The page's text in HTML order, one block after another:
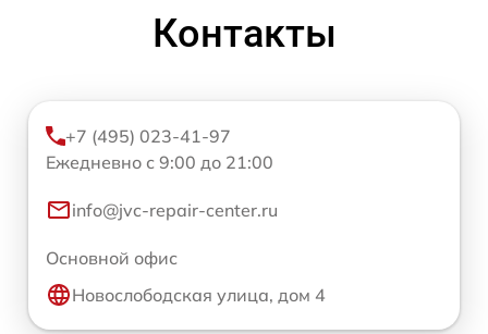
Контакты
+7 (495) 023-41-97
Ежедневно с 9:00 до 21:00
info@jvc-repair-center.ru
Основной офис
Новослободская улица, дом 4